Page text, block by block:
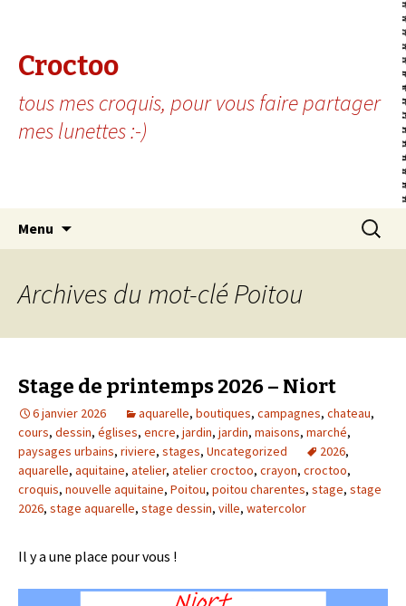
Croctoo
tous mes croquis, pour vous faire partager
mes lunettes :-)
Menu
Archives du mot-clé Poitou
Stage de printemps 2026 – Niort
6 janvier 2026 aquarelle, boutiques, campagnes, chateau,
cours, dessin, églises, encre, jardin, jardin, maisons, marché,
paysages urbains, riviere, stages, Uncategorized 2026,
aquarelle, aquitaine, atelier, atelier croctoo, crayon, croctoo,
croquis, nouvelle aquitaine, Poitou, poitou charentes, stage, stage
2026, stage aquarelle, stage dessin, ville, watercolor
Il y a une place pour vous !